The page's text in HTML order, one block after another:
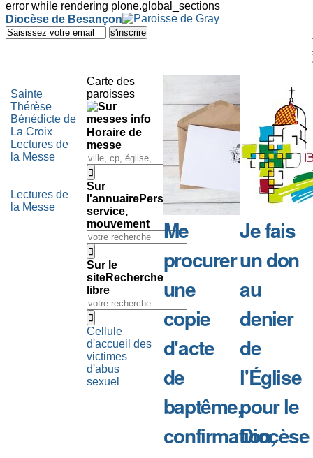
error while rendering plone.global_sections
Outils
personnels
Diocèse de Besançon
Aller
au
à
la
navigation
Sainte
Thérèse
Bénédicte de
La Croix
Lectures de
la Messe
Lectures de
la Messe
Carte des
paroisses
Horaire de
messe
Sur
l'annuairePersonne,
service,
mouvement
Sur le
siteRecherche
libre
Cellule
d'accueil des
victimes
d'abus
sexuel
Me
procurer
une
copie
d'acte
de
baptême,
confirmation,
Je fais
un don
au
denier
de
l'Église
pour le
Diocèse